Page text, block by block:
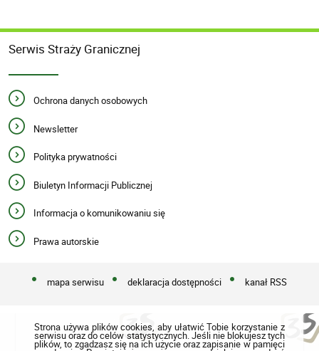
Serwis Straży Granicznej
Ochrona danych osobowych
Newsletter
Polityka prywatności
Biuletyn Informacji Publicznej
Informacja o komunikowaniu się
Prawa autorskie
mapa serwisu deklaracja dostępności kanał RSS
Strona używa plików cookies, aby ułatwić Tobie korzystanie z
serwisu oraz do celów statystycznych. Jeśli nie blokujesz tych
plików, to zgadzasz się na ich użycie oraz zapisanie w pamięci